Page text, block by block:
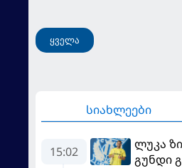
ყველა
სიახლეები
15:02
ლუკა
გუნდი